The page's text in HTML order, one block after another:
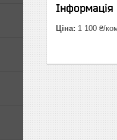
Ціна: 1 100 ₴/